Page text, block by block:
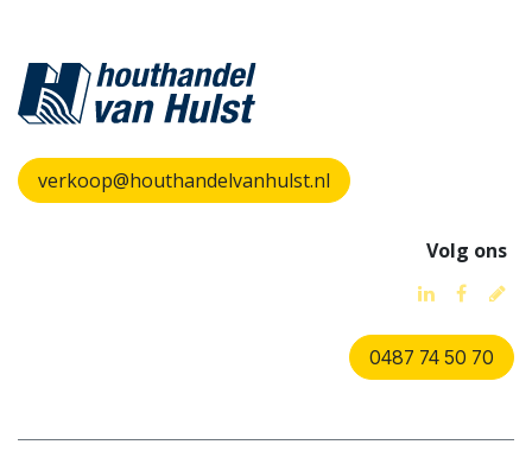
verkoop@houthandelvanhulst.nl
Volg ons
0487 74 50 70